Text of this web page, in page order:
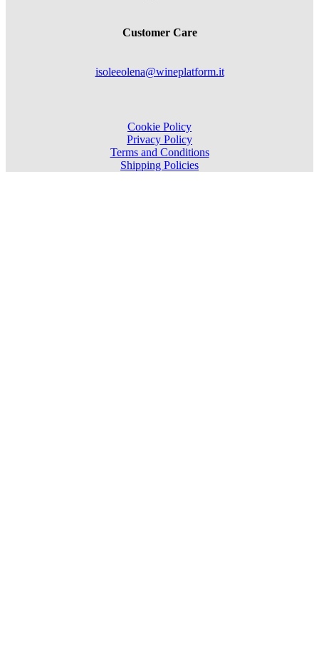
Customer Care
isoleeolena@wineplatform.it
Cookie Policy
Privacy Policy
Terms and Conditions
Shipping Policies